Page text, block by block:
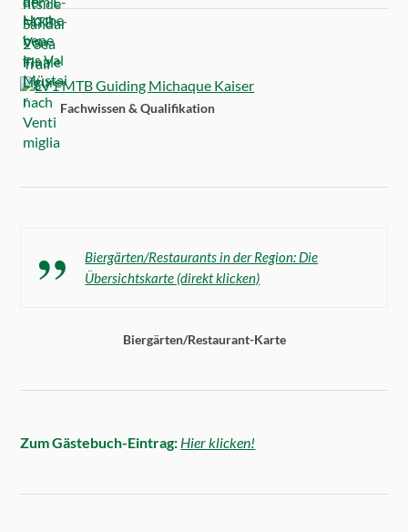
Fachwissen & Qualifikation
Biergärten/Restaurants in der Region: Die
Übersichtskarte (direkt klicken)
Biergärten/Restaurant-Karte
Zum Gästebuch-Eintrag: Hier klicken!